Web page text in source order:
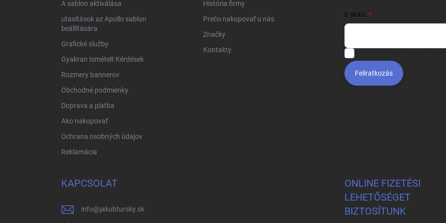
A sablon aktiválása
utasítások az Apollo sablon
beállítására
Grafické služby
Gyakran Ismételt Kérdések
Rozmery bannerov
Obchodné podmienky
Doprava a platba
Ako nakupovať
Ochrana osobných údajov
Reklamácia
História firmy
Prečo nakupovať u nás
Značky
Kontakty
E-MAIL
Feliratkozás
KAPCSOLAT
info@jakubtursky.sk
ONLINE FIZETÉSI
LEHETŐSÉGET
BIZTOSÍTUNK